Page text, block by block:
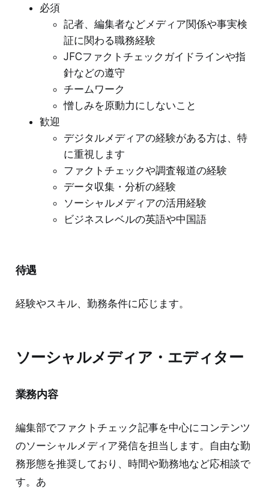
必須
記者、編集者などメディア関係や事実検
証に関わる職務経験
JFCファクトチェックガイドラインや指
針などの遵守
チームワーク
憎しみを原動力にしないこと
歓迎
デジタルメディアの経験がある方は、特
に重視します
ファクトチェックや調査報道の経験
データ収集・分析の経験
ソーシャルメディアの活用経験
ビジネスレベルの英語や中国語
待遇
経験やスキル、勤務条件に応じます。
ソーシャルメディア・エディター
業務内容
編集部でファクトチェック記事を中心にコンテンツ
のソーシャルメディア発信を担当します。自由な勤
務形態を推奨しており、時間や勤務地など応相談で
す。あ